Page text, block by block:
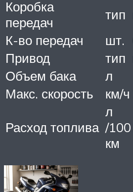
Коробка
передач
тип
К-во передач
шт.
Привод
тип
Объем бака
л
Макс. скорость
км/ч
Расход топлива
л
/100
км